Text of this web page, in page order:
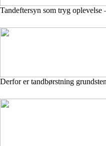
Tandeftersyn som tryg oplevelse
Derfor er tandbørstning